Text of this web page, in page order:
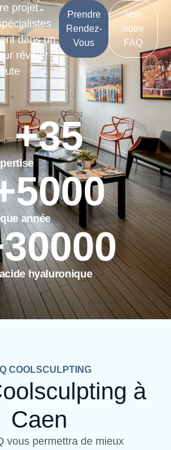
projet
dans un
révéler
Prendre
Rendez-
Vous
Voir
notre
FAQ
+35
5000
année
30000
hyaluronique
à
Caen
COOLSCULPTING
vous permettra de mieux